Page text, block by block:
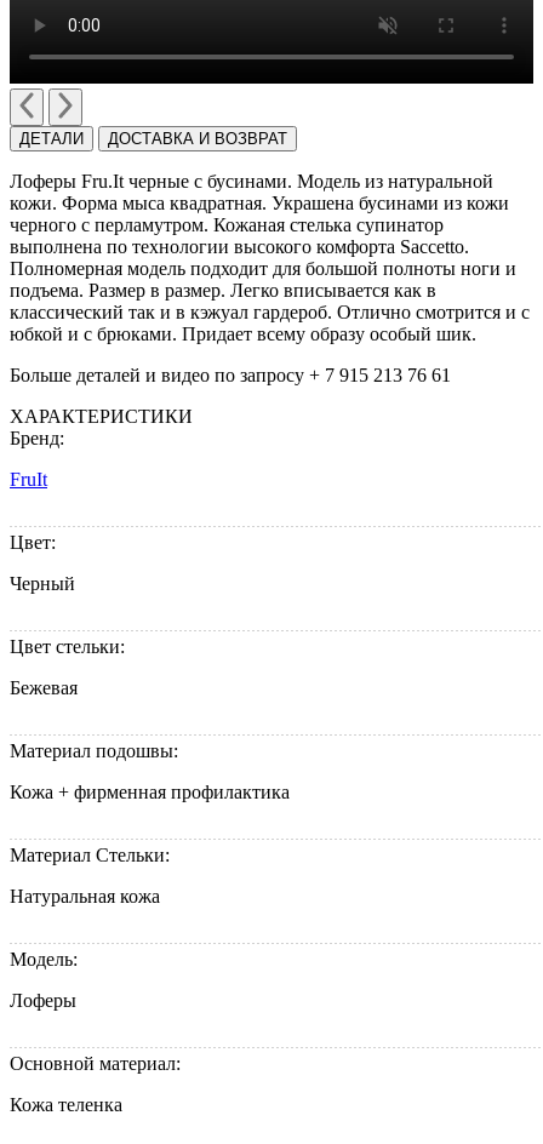
ДЕТАЛИ ДОСТАВКА И ВОЗВРАТ
Лоферы Fru.It черные с бусинами. Модель из натуральной
кожи. Форма мыса квадратная. Украшена бусинами из кожи
черного с перламутром. Кожаная стелька супинатор
выполнена по технологии высокого комфорта Saccetto.
Полномерная модель подходит для большой полноты ноги и
подъема. Размер в размер. Легко вписывается как в
классический так и в кэжуал гардероб. Отлично смотрится и с
юбкой и с брюками. Придает всему образу особый шик.
Больше деталей и видео по запросу + 7 915 213 76 61
ХАРАКТЕРИСТИКИ
Бренд:
FruIt
Цвет:
Черный
Цвет стельки:
Бежевая
Материал подошвы:
Кожа + фирменная профилактика
Материал Стельки:
Натуральная кожа
Модель:
Лоферы
Основной материал:
Кожа теленка